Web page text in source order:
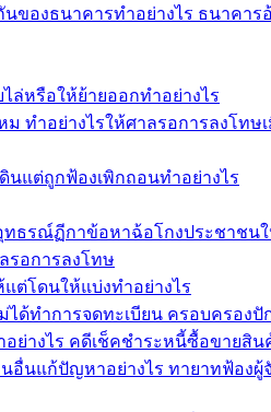
องธนาคารทำอย่างไร ธนาคาร
ล่หรือให้ย้ายออกทำอย่างไร
ทำอย่างไรให้ศาลรอการลงโทษ
แต่ถูกฟ้องเพิกถอนทำอย่างไร
ทธรณ์ฏีกาข้อหาฉ้อโกงประชาชน
รอการลงโทษ
ต่โดนให้แบ่งทำอย่างไร
ด้ทำการจดทะเบียน ครอบครอง
างไร คดีเช็คชำระหนี้ซื้อขายสิน
นแก้ปัญหาอย่างไร ทายาทฟ้องผู้